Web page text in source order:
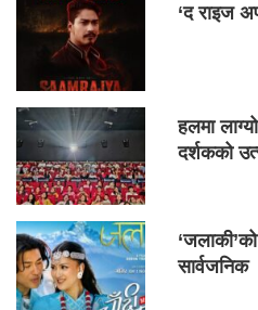
‘द राइज
हलमा
दर्शकको
सार्वजनिक